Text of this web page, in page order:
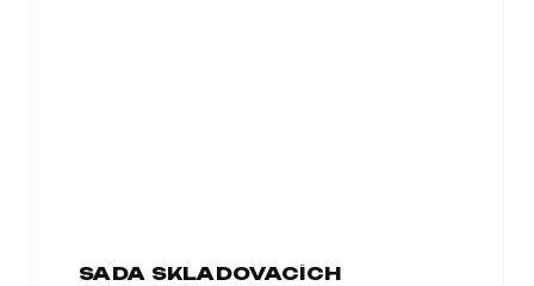
SADA SKLADOVACÍCH